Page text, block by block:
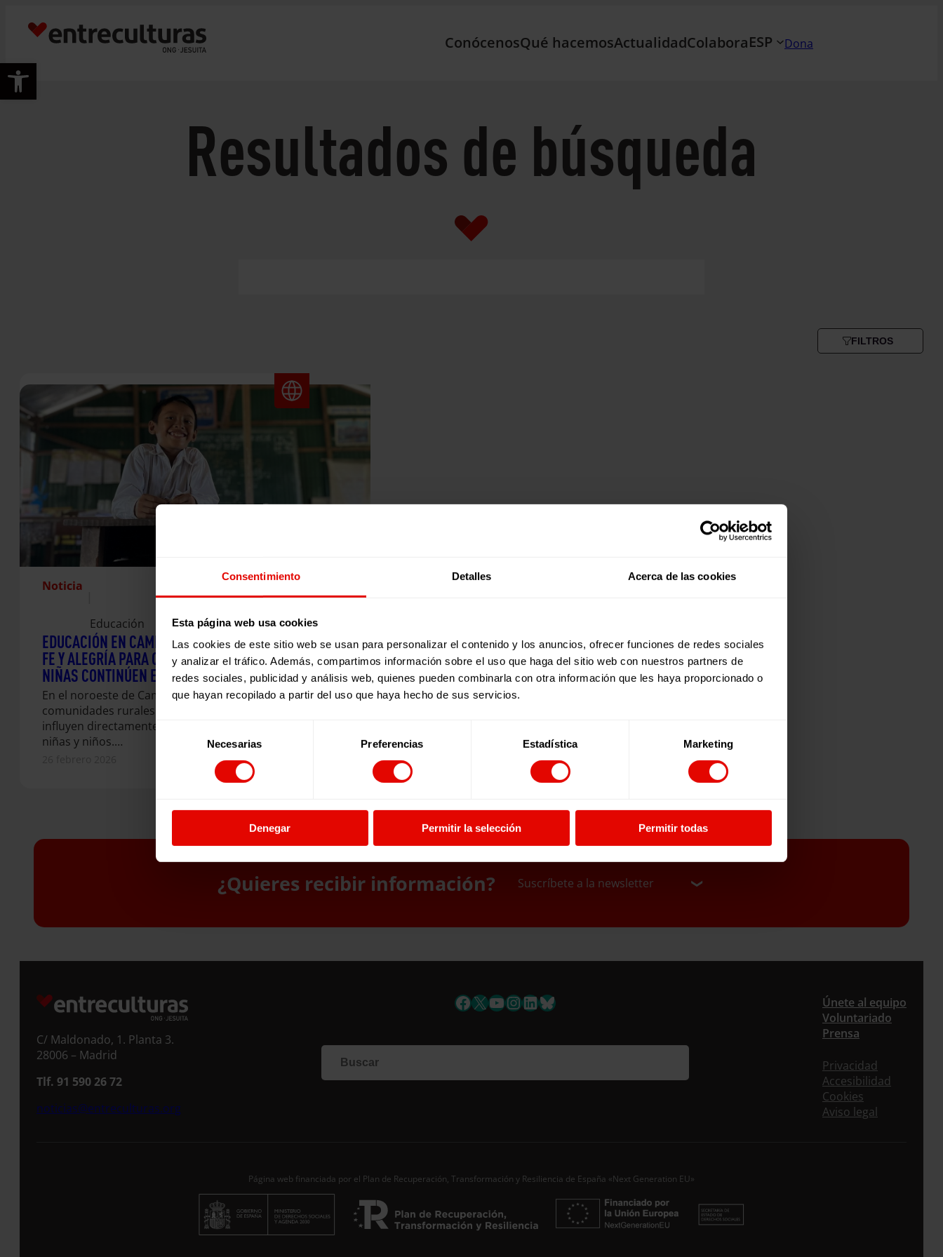
Consentimiento Detalles Acerca de las cookies
Esta página web usa cookies
Las cookies de este sitio web se usan para personalizar el contenido y los anuncios, ofrecer funciones de redes sociales
y analizar el tráfico. Además, compartimos información sobre el uso que haga del sitio web con nuestros partners de
redes sociales, publicidad y análisis web, quienes pueden combinarla con otra información que les haya proporcionado o
que hayan recopilado a partir del uso que haya hecho de sus servicios.
Selección
consentimiento
Necesarias Preferencias Estadística Marketing
Denegar Permitir la selección Permitir todas
Abrir barra de herramientas
ConócenosQué hacemosActualidadColaboraESP Dona
Resultados de búsqueda
FILTROS
Noticia
Educación
EDUCACIÓN EN CAMBOYA: EL TRABAJO DE
FE Y ALEGRÍA PARA QUE MÁS NIÑOS Y
NIÑAS CONTINÚEN ESTUDIANDO
En el noroeste de Camboya, muchas
comunidades rurales enfrentan desafíos que
influyen directamente en la educación de
niñas y niños.…
¿Quieres recibir información? Suscríbete a la newsletter
Suscríbete a la newsletter
Si quieres recibir nuestra newsletter mensual y los
correos puntuales en los que te ofrecemos
formulario. Al instante, te daremos de alta en
nuestra base de datos y podrás estar al tanto de
Apellidos
Correo electrónico *
C/ Maldonado, 1. Planta 3.
28006 – Madrid
Tlf. 91 590 26 72
noticias@entreculturas.org
Facebook
X YouTube
Instagram
LinkedIn
Bluesky
Únete al equipo
Voluntariado
Prensa
Privacidad
Accesibilidad
Cookies
Aviso legal
Página web financiada por el Plan de Recuperación, Transformación y Resiliencia de España «Next Generation EU»